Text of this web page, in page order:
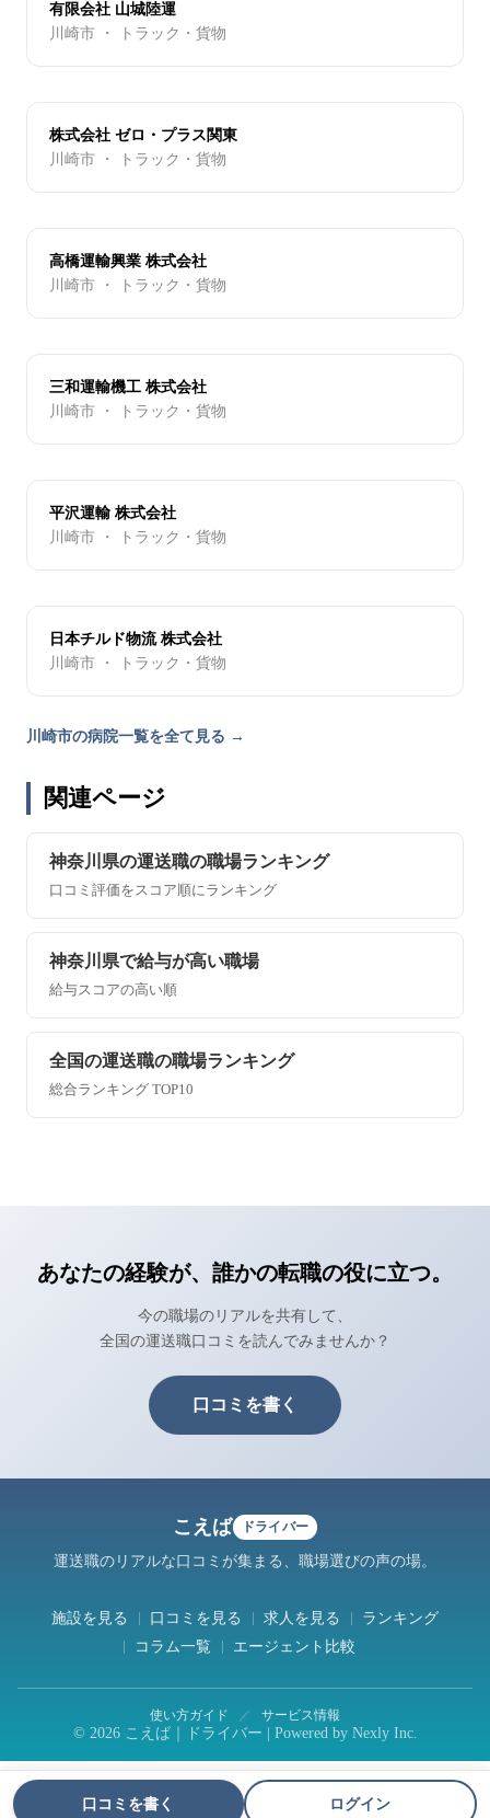
有限会社 山城陸運
川崎市 ・ トラック・貨物
株式会社 ゼロ・プラス関東
川崎市 ・ トラック・貨物
高橋運輸興業 株式会社
川崎市 ・ トラック・貨物
三和運輸機工 株式会社
川崎市 ・ トラック・貨物
平沢運輸 株式会社
川崎市 ・ トラック・貨物
日本チルド物流 株式会社
川崎市 ・ トラック・貨物
川崎市の病院一覧を全て見る →
関連ページ
神奈川県の運送職の職場ランキング
口コミ評価をスコア順にランキング
神奈川県で給与が高い職場
給与スコアの高い順
全国の運送職の職場ランキング
総合ランキング TOP10
口コミを書く ログイン
あなたの経験が、誰かの転職の役に立つ。
今の職場のリアルを共有して、
全国の運送職口コミを読んでみませんか？
口コミを書く
こえば ドライバー
運送職のリアルな口コミが集まる、職場選びの声の場。
施設を見る 口コミを見る 求人を見る
ランキング
コラム一覧
エージェント比較
使い方ガイド ／ サービス情報
© 2026 こえば｜ドライバー | Powered by Nexly Inc.